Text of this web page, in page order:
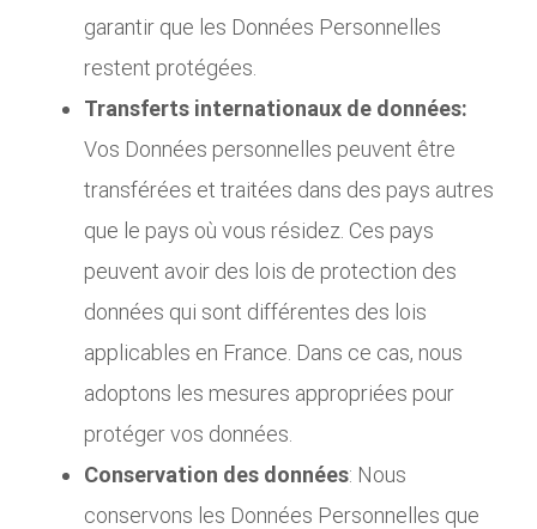
garantir que les Données Personnelles
restent protégées.
Transferts internationaux de données:
Vos Données personnelles peuvent être
transférées et traitées dans des pays autres
que le pays où vous résidez. Ces pays
peuvent avoir des lois de protection des
données qui sont différentes des lois
applicables en France. Dans ce cas, nous
adoptons les mesures appropriées pour
protéger vos données.
Conservation des données: Nous
conservons les Données Personnelles que